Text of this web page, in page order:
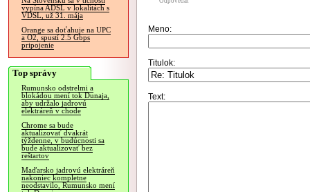
vypína ADSL v lokalitách s
VDSL, už 31. mája
Orange sa doťahuje na UPC
a O2, spustí 2.5 Gbps
pripojenie
Top správy
Rumunsko odstrelmi a
blokádou mení tok Dunaja,
aby udržalo jadrovú
elektráreň v chode
Chrome sa bude
aktualizovať dvakrát
týždenne, v budúcnosti sa
bude aktualizovať bez
reštartov
Maďarsko jadrovú elektráreň
nakoniec kompletne
neodstavilo, Rumunsko mení
Meno:
Titulok:
Text: